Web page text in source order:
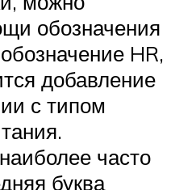
обозначения
HR,
добавление
с типом
часто
буква